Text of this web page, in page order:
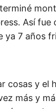
Así fue
ya 7 años
cosas y el
más y